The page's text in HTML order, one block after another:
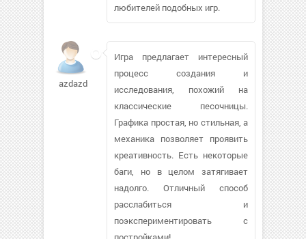
любителей подобных игр.
azdazdnik52
Игра предлагает интересный
процесс создания и
исследования, похожий на
классические песочницы.
Графика простая, но стильная, а
механика позволяет проявить
креативность. Есть некоторые
баги, но в целом затягивает
надолго. Отличный способ
расслабиться и
поэкспериментировать с